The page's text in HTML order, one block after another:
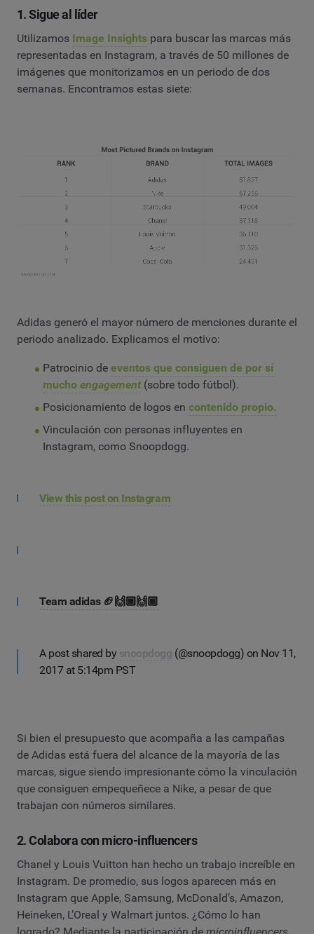
1. Sigue al líder
Utilizamos Image Insights para buscar las marcas más
representadas en Instagram, a través de 50 millones de
imágenes que monitorizamos en un periodo de dos
semanas. Encontramos estas siete:
Adidas generó el mayor número de menciones durante el
periodo analizado. Explicamos el motivo:
Patrocinio de eventos que consiguen de por sí
mucho engagement(sobre todo fútbol).
Posicionamiento de logos en contenido propio.
Vinculación con personas influyentes en
Instagram, como Snoopdogg.
View this post on Instagram
Team adidas 🏈🙌🏾🙌🏾
A post shared by
(@snoopdogg) on Nov 11,
2017 at 5:14pm PST
Si bien el presupuesto que acompaña a las campañas
de Adidas está fuera del alcance de la mayoría de las
marcas, sigue siendo impresionante cómo la vinculación
que consiguen empequeñece a Nike, a pesar de que
trabajan con números similares.
2. Colabora con micro-influencers
Chanel y Louis Vuitton han hecho un trabajo increíble en
Instagram. De promedio, sus logos aparecen más en
Instagram que Apple, Samsung, McDonald’s, Amazon,
Heineken, L’Oreal y Walmart juntos. ¿Cómo lo han